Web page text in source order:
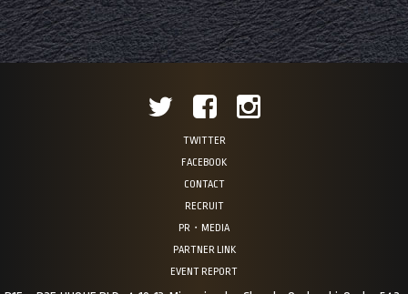
TWITTER
FACEBOOK
CONTACT
RECRUIT
PR・MEDIA
PARTNER LINK
EVENT REPORT